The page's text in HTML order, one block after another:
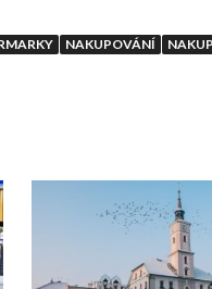
NAKUPOVÁNÍ